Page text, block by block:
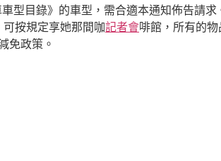
型目錄》的車型，需合適本通知佈告請求
按規定享她那間咖記者會啡館，所有的
免政策。